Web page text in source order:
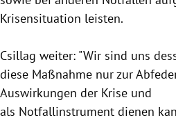
Krisensituation leisten.
Csillag weiter: "Wir sind uns
diese Maßnahme nur zur
Auswirkungen der Krise und
als Notfallinstrument dienen